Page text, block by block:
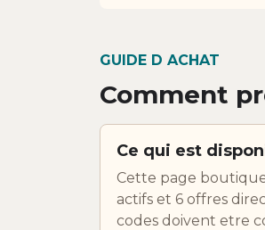
GUIDE D ACHAT
Comment
Ce qui est
Cette page
actifs et 6 offres
codes doivent etre